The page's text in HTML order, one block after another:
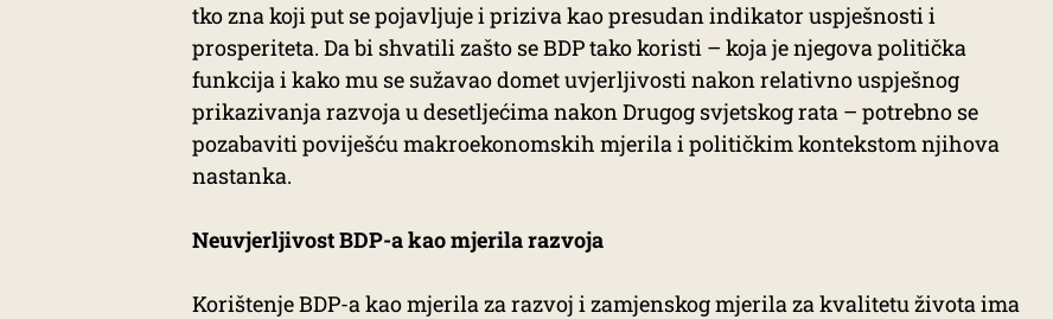
tko zna koji put se pojavljuje i priziva kao presudan indikator uspješnosti i
prosperiteta. Da bi shvatili zašto se BDP tako koristi – koja je njegova politička
funkcija i kako mu se sužavao domet uvjerljivosti nakon relativno uspješnog
prikazivanja razvoja u desetljećima nakon Drugog svjetskog rata – potrebno se
pozabaviti poviješću makroekonomskih mjerila i političkim kontekstom njihova
nastanka.
Neuvjerljivost BDP-a kao mjerila razvoja
Korištenje BDP-a kao mjerila za razvoj i zamjenskog mjerila za kvalitetu života ima